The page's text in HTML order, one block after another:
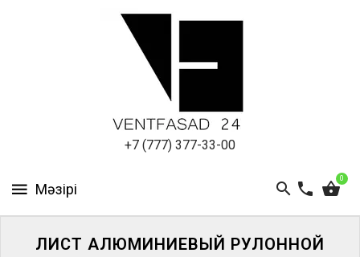
+7 (777) 377-33-00
0
ПАНЕЛИ
ЛИСТ АЛЮМИНИЕВЫЙ РУЛОННОЙ